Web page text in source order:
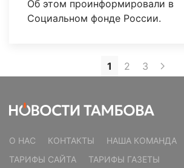
Об этом проинформировали в
Социальном фонде России.
1 2 3
О НАС КОНТАКТЫ НАША КОМАНДА
ТАРИФЫ САЙТА
ТАРИФЫ ГАЗЕТЫ